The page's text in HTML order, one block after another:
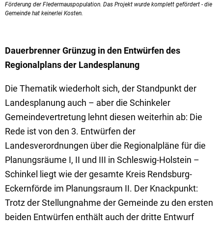
Förderung der Fledermauspopulation. Das Projekt wurde komplett gefördert - die
Gemeinde hat keinerlei Kosten.
Dauerbrenner Grünzug in den Entwürfen des
Regionalplans der Landesplanung
Die Thematik wiederholt sich, der Standpunkt der
Landesplanung auch – aber die Schinkeler
Gemeindevertretung lehnt diesen weiterhin ab: Die
Rede ist von den 3. Entwürfen der
Landesverordnungen über die Regionalpläne für die
Planungsräume I, II und III in Schleswig-Holstein –
Schinkel liegt wie der gesamte Kreis Rendsburg-
Eckernförde im Planungsraum II. Der Knackpunkt:
Trotz der Stellungnahme der Gemeinde zu den ersten
beiden Entwürfen enthält auch der dritte Entwurf